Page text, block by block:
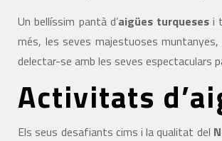
Un bellíssim pantà d’aigües turqueses i
més, les seves majestuoses
delectar-se amb les seves espectaculars
Activitats
Els seus desafiants cims i la qualitat del